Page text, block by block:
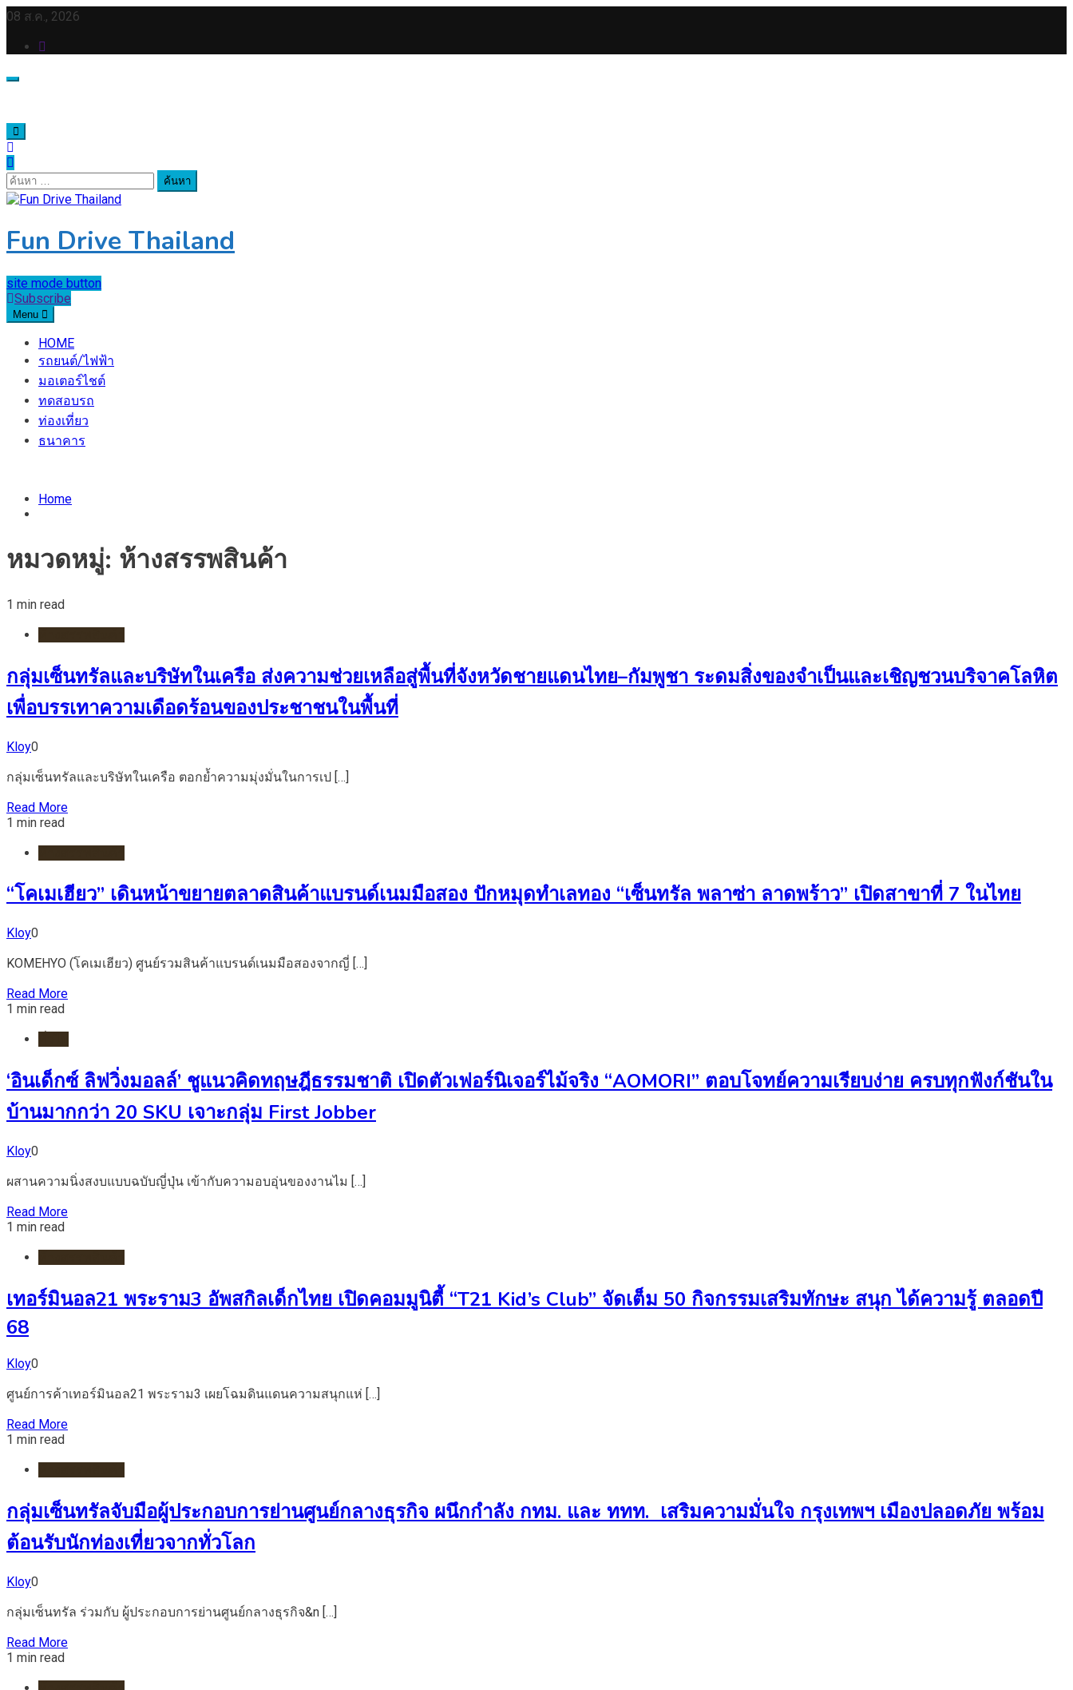
Skip
content
08 ส.ค., 2026
ค้นหา
สำหรับ:
Fun Drive Thailand
site mode button
Subscribe
Menu
HOME
รถยนต์/ไฟฟ้า
มอเตอร์ไชต์
ทดสอบรถ
ท่องเที่ยว
ธนาคาร
Home
หมวดหมู่: ห้างสรรพสินค้า
1 min read
กลุ่มเซ็นทรัลและบริษัทในเครือ ส่งความช่วยเหลือสู่พื้นที่จังหวัดชายแดนไทย–กัมพูชา ระดมสิ่งของจำเป็นและเชิญชวนบริจาคโลหิต
เพื่อบรรเทาความเดือดร้อนของประชาชนในพื้นที่
Kloy0
กลุ่มเซ็นทรัลและบริษัทในเครือ ตอกย้ำความมุ่งมั่นในการเป […]
Read More
1 min read
“โคเมเฮียว” เดินหน้าขยายตลาดสินค้าแบรนด์เนมมือสอง ปักหมุดทำเลทอง “เซ็นทรัล พลาซ่า ลาดพร้าว” เปิดสาขาที่ 7 ในไทย
Kloy0
KOMEHYO (โคเมเฮียว) ศูนย์รวมสินค้าแบรนด์เนมมือสองจากญี่ […]
Read More
1 min read
‘อินเด็กซ์ ลิฟวิ่งมอลล์’ ชูแนวคิดทฤษฎีธรรมชาติ เปิดตัวเฟอร์นิเจอร์ไม้จริง “AOMORI” ตอบโจทย์ความเรียบง่าย ครบทุกฟังก์ชันใน
บ้านมากกว่า 20 SKU เจาะกลุ่ม First Jobber
Kloy0
ผสานความนิ่งสงบแบบฉบับญี่ปุ่น เข้ากับความอบอุ่นของงานไม […]
Read More
1 min read
เทอร์มินอล21 พระราม3 อัพสกิลเด็กไทย เปิดคอมมูนิตี้ “T21 Kid’s Club” จัดเต็ม 50 กิจกรรมเสริมทักษะ สนุก ได้ความรู้ ตลอดปี
68
Kloy0
ศูนย์การค้าเทอร์มินอล21 พระราม3 เผยโฉมดินแดนความสนุกแห่ […]
Read More
1 min read
กลุ่มเซ็นทรัลจับมือผู้ประกอบการย่านศูนย์กลางธุรกิจ ผนึกกำลัง กทม. และ ททท. เสริมความมั่นใจ กรุงเทพฯ เมืองปลอดภัย พร้อม
ต้อนรับนักท่องเที่ยวจากทั่วโลก
Kloy0
กลุ่มเซ็นทรัล ร่วมกับ ผู้ประกอบการย่านศูนย์กลางธุรกิจ&n […]
Read More
1 min read